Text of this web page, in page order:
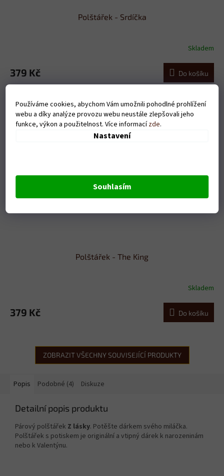
Používáme cookies, abychom Vám umožnili pohodlné prohlížení
webu a díky analýze provozu webu neustále zlepšovali jeho
funkce, výkon a použitelnost. Více informacízde.
Nastavení
Souhlasím
Polštářek - Srdíčka
Skladem
379 Kč Do košíku
Polštářek - The King
Skladem
379 Kč Do košíku
ZOBRAZIT VŠECHNY SOUVISEJÍCÍ PRODUKTY
Popis Podobné (4) Diskuze
Detailní popis produktu
Párový polštářek Z lásky. Potěšte dárkem svého miláčka.
Polštářek s potiskem je originální a vtipný dárek k narozeninám
nebo k Valentýnu.